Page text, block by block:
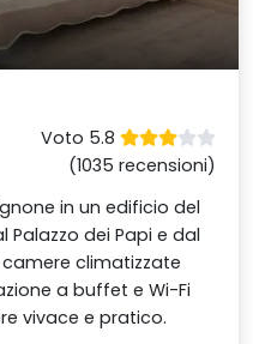
Voto 5.8
(1035 recensioni)
in un edificio del
Palazzo dei Papi e dal
climatizzate
a buffet e Wi-Fi
vivace e pratico.